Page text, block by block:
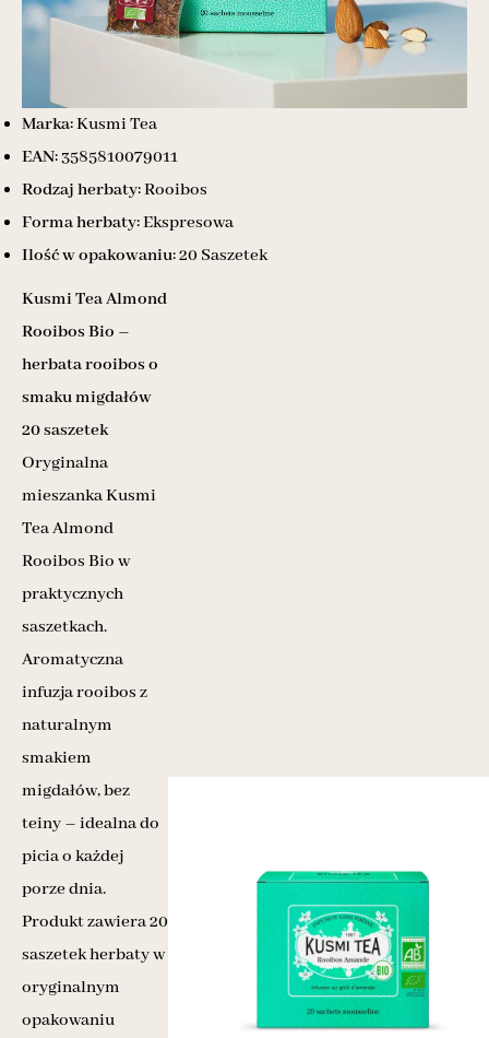
Marka:Kusmi Tea
EAN:3585810079011
Rodzaj herbaty:Rooibos
Forma herbaty:Ekspresowa
Ilość w opakowaniu:20 Saszetek
Kusmi Tea Almond
Rooibos Bio –
herbata rooibos o
smaku migdałów
20 saszetek
Oryginalna
mieszanka Kusmi
Tea Almond
Rooibos Bio w
praktycznych
saszetkach.
Aromatyczna
infuzja rooibos z
naturalnym
smakiem
migdałów, bez
teiny – idealna do
picia o każdej
porze dnia.
Produkt zawiera 20
saszetek herbaty w
oryginalnym
opakowaniu